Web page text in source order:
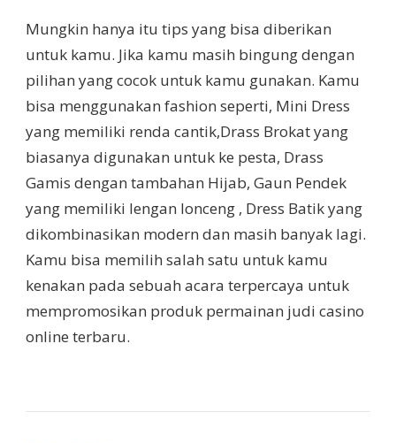
Mungkin hanya itu tips yang bisa diberikan
untuk kamu. Jika kamu masih bingung dengan
pilihan yang cocok untuk kamu gunakan. Kamu
bisa menggunakan fashion seperti, Mini Dress
yang memiliki renda cantik,Drass Brokat yang
biasanya digunakan untuk ke pesta, Drass
Gamis dengan tambahan Hijab, Gaun Pendek
yang memiliki lengan lonceng , Dress Batik yang
dikombinasikan modern dan masih banyak lagi.
Kamu bisa memilih salah satu untuk kamu
kenakan pada sebuah acara terpercaya untuk
mempromosikan produk permainan judi casino
online terbaru.